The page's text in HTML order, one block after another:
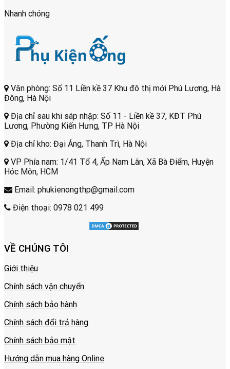
Nhanh chóng
Văn phòng: Số 11 Liền kề 37 Khu đô thị mới Phú Lương, Hà
Đông, Hà Nội
Địa chỉ sau khi sáp nhập: Số 11 - Liền kề 37, KĐT Phú
Lương, Phường Kiến Hưng, TP Hà Nội
Địa chỉ kho: Đại Áng, Thanh Trì, Hà Nội
VP Phía nam: 1/41 Tổ 4, Ấp Nam Lân, Xã Bà Điểm, Huyện
Hóc Môn, HCM
Email: phukienongthp@gmail.com
Điện thoại: 0978 021 499
VỀ CHÚNG TÔI
Giới thiệu
Chính sách vận chuyển
Chính sách bảo hành
Chính sách đổi trả hàng
Chính sách bảo mật
Hướng dẫn mua hàng Online